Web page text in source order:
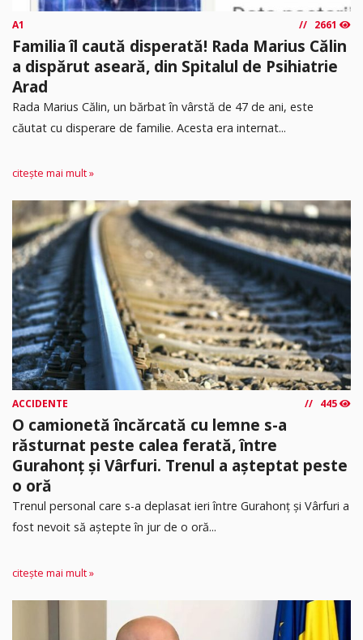
A1 2661
Familia îl caută disperată! Rada Marius Călin
a dispărut aseară, din Spitalul de Psihiatrie
Arad
Rada Marius Călin, un bărbat în vârstă de 47 de ani, este
căutat cu disperare de familie. Acesta era internat...
citește mai mult »
ACCIDENTE 445
O camionetă încărcată cu lemne s-a
răsturnat peste calea ferată, între
Gurahonț și Vârfuri. Trenul a așteptat peste
o oră
Trenul personal care s-a deplasat ieri între Gurahonț și Vârfuri a
fost nevoit să aștepte în jur de o oră...
citește mai mult »